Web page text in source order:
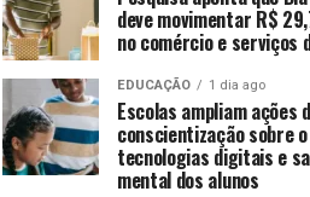
deve movimentar R$
no comércio e serviços
EDUCAÇÃO 1 dia ago
Escolas ampliam ações
conscientização sobre
tecnologias digitais e
mental dos alunos